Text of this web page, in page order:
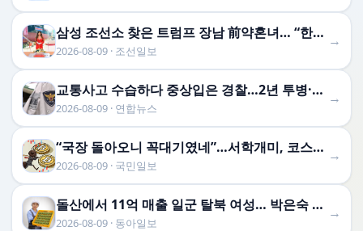
삼성 조선소 찾은 트럼프 장남 前약혼녀… “한국 장인 정신 상징” 극찬
2026-08-09 · 조선일보
→
교통사고 수습하다 중상입은 경찰…2년 투병·우울증 끝 숨져
2026-08-09 · 연합뉴스
→
“국장 돌아오니 꼭대기였네”…서학개미, 코스피 꺾이자 다시 ‘미장’으로
2026-08-09 · 국민일보
→
돌산에서 11억 매출 일군 탈북 여성… 박은숙 해오름푸드 대표의 인생 [주성하의 북에서 온 이웃]
2026-08-09 · 동아일보
→